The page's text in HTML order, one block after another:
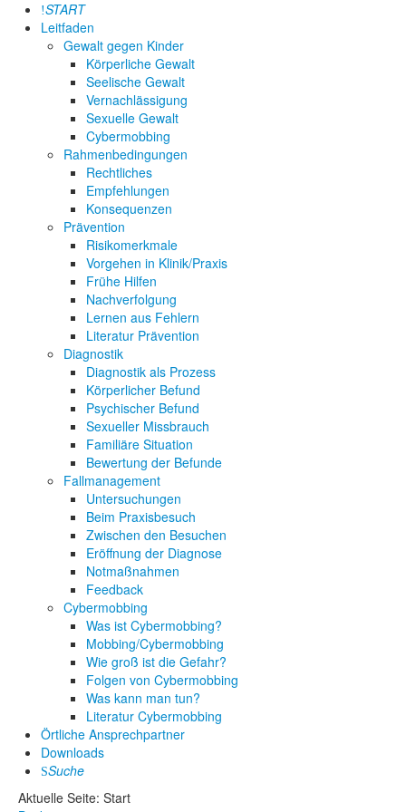
START
Leitfaden
Gewalt gegen Kinder
Körperliche Gewalt
Seelische Gewalt
Vernachlässigung
Sexuelle Gewalt
Cybermobbing
Rahmenbedingungen
Rechtliches
Empfehlungen
Konsequenzen
Prävention
Risikomerkmale
Vorgehen in Klinik/Praxis
Frühe Hilfen
Nachverfolgung
Lernen aus Fehlern
Literatur Prävention
Diagnostik
Diagnostik als Prozess
Körperlicher Befund
Psychischer Befund
Sexueller Missbrauch
Familiäre Situation
Bewertung der Befunde
Fallmanagement
Untersuchungen
Beim Praxisbesuch
Zwischen den Besuchen
Eröffnung der Diagnose
Notmaßnahmen
Feedback
Cybermobbing
Was ist Cybermobbing?
Mobbing/Cybermobbing
Wie groß ist die Gefahr?
Folgen von Cybermobbing
Was kann man tun?
Literatur Cybermobbing
Örtliche Ansprechpartner
Downloads
Suche
Aktuelle Seite: Start